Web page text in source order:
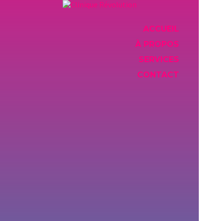
ACCUEIL
À PROPOS
SERVICES
CONTACT